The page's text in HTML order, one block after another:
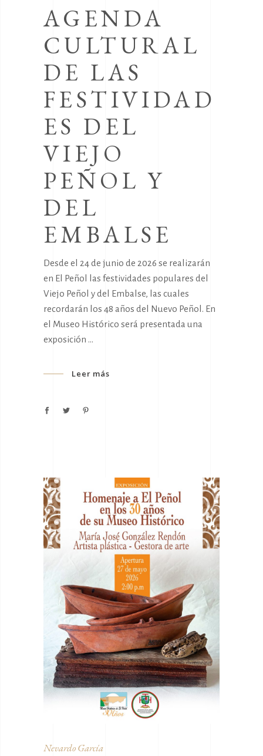
AGENDA
CULTURAL
DE LAS
FESTIVIDAD
ES DEL
VIEJO
PEÑOL Y
DEL
EMBALSE
Desde el 24 de junio de 2026 se realizarán
en El Peñol las festividades populares del
Viejo Peñol y del Embalse, las cuales
recordarán los 48 años del Nuevo Peñol. En
el Museo Histórico será presentada una
exposición
Leer más
Nevardo García